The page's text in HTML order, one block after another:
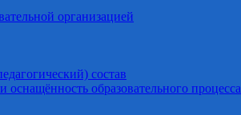
организацией
состав
образовательного процесса